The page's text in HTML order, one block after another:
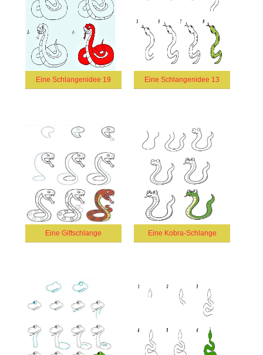
Eine Schlangenidee 19 Eine Schlangenidee 13
Eine Giftschlange Eine Kobra-Schlange